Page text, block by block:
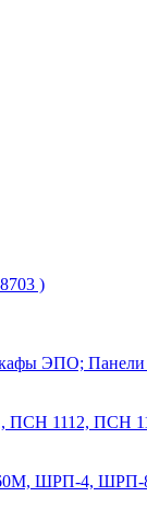
)
ЭПО; Панели
1112, ПСН
ШРП-4, ШРП-